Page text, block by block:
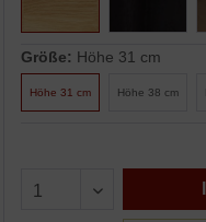
Größe: Höhe 31 cm
Höhe 31 cm Höhe 38 cm